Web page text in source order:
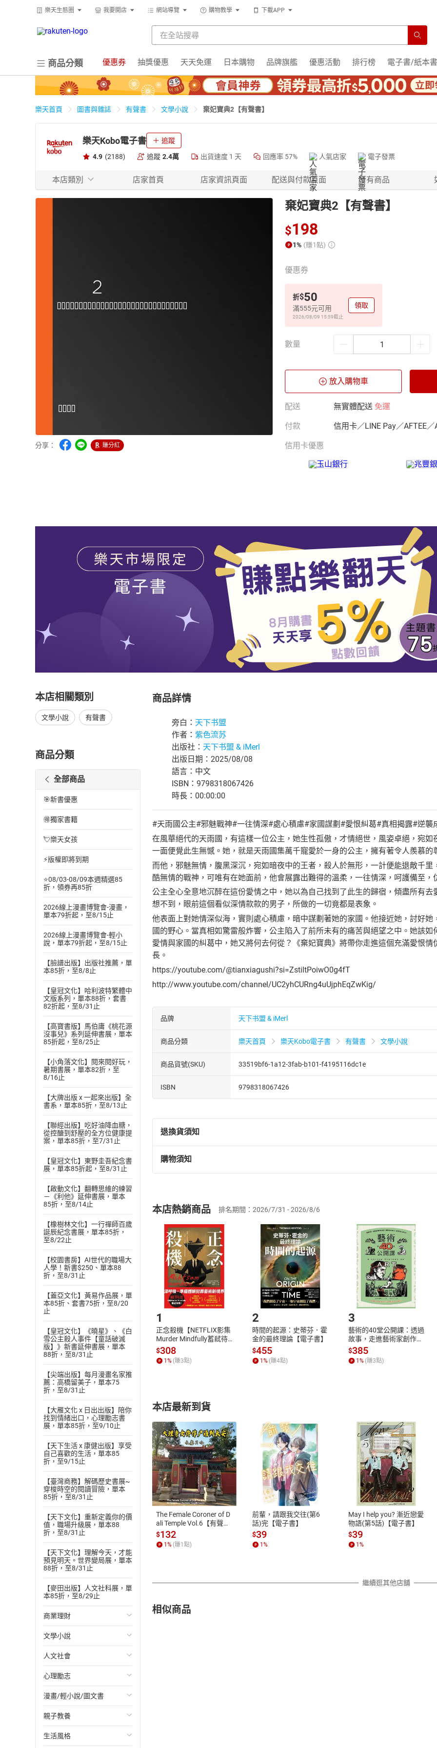
樂天生態圈 我要開店 網站導覽 購物教學 下載APP
商品分類 優惠券 抽獎優惠 天天免運 日本購物 品牌旗艦 優惠活動 排行榜 電子書/紙本書
樂天首頁 圖書與雜誌 有聲書 文學小說 棄妃寶典2【有聲書】
樂天Kobo電子書 追蹤
4.9 (2188) 追蹤 2.4萬 出貨速度 1 天 回應率 57% 人氣店家 電子發票
本店類別 店家首頁 店家資訊頁面 配送與付款頁面 所有商品
分享： 賺分紅
棄妃寶典2【有聲書】
$198
1% (賺1點)
優惠券
折$50
滿555元可用
2026/08/09 15:59截止
領取
數量
放入購物車
配送 無實體配送 免運
付款 信用卡／LINE Pay／AFTEE／
信用卡優惠
本店相關類別
文學小說 有聲書
商品分類
全部商品
🎯新書優惠
🉐獨家書籍
💘樂天女孩
⚡版權即將到期
⭐08/03-08/09本週精選85
折，領券再85折
2026線上漫畫博覽會-漫畫，
單本79折起，至8/15止
2026線上漫畫博覽會-輕小
說，單本79折起，至8/15止
【臉譜出版】出版社推薦，單
本85折，至8/8止
【皇冠文化】哈利波特繁體中
文版系列，單本88折，套書
82折起，至8/31止
【高寶書版】馬伯庸《桃花源
沒事兒》系列延伸書展，單本
85折起，至8/25止
【小角落文化】閱來閱好玩，
暑期書展，單本82折，至
8/16止
【大牌出版 x 一起來出版】全
書系，單本85折，至8/13止
【聯經出版】吃好油降血糖，
從控醣到舒壓的全方位健康提
案，單本85折，至7/31止
【皇冠文化】東野圭吾紀念書
展，單本85折起，至8/31止
【啟動文化】翻轉思維的練習
－《利他》延伸書展，單本
85折，至8/14止
【橡樹林文化】一行禪師百歲
誕辰紀念書展，單本85折，
至8/22止
【校園書房】AI世代的職場大
人學！新書$250、單本88
折，至8/31止
【蓋亞文化】黃易作品展，單
本85折、套書75折，至8/20
止
【皇冠文化】《曉星》、《白
雪公主殺人事件【童話破滅
版】》新書延伸書展，單本
88折，至8/31止
【尖端出版】每月漫畫名家推
薦：高橋留美子，單本75
折，至8/31止
【大雁文化 x 日出出版】陪你
找到情緒出口，心理勵志書
展，單本85折，至9/10止
【天下生活 x 康健出版】享受
自己喜歡的生活，單本85
折，至9/15止
【臺灣商務】解碼歷史書展~
穿梭時空的閱讀冒險，單本
85折，至8/31止
【天下文化】重新定義你的價
值，職場升級展，單本88
折，至8/31止
【天下文化】理解今天，才能
預見明天。世界變局展，單本
88折，至8/31止
【麥田出版】人文社科展，單
本85折，至8/29止
商業理財
投資理財
經濟/趨勢
財務/金融
管理/領導
職場工作術
成功法
文學小說
歐美文學
日本文學
韓國文學
華文文學
經典文學
人文社會
國際關係
政治
社會科學
台灣/中國歷史
心理勵志
心靈成長/情緒
人際關係
兩性關係
漫畫/輕小說/圖文書
輕小說
奇幻/科幻
親子教養
教育現場
生活風格
商品詳情
旁白： 天下书盟
作者： 紫色流苏
出版社： 天下书盟 & iMerl
出版日期：2025/08/08
語言：中文
ISBN：9798318067426
時長：00:00:00
#天雨國公主#邪魅戰神#一往情深#處心積慮#家國謀劃#愛恨糾葛#真相揭露#逆襲
在風華絕代的天雨國，有這樣一位公主，她生性孤傲，才情絕世，風姿卓絕，宛
一面便覺此生無憾。她，就是天雨國集萬千寵愛於一身的公主，擁有著令人羨慕的
而他，邪魅無情，腹黑深沉，宛如暗夜中的王者，殺人於無形，一計便能退敵千
酷無情的戰神，可唯有在她面前，他會展露出難得的溫柔，一往情深，呵護備至，
公主全心全意地沉醉在這份愛情之中，她以為自己找到了此生的歸宿，傾盡所有
想不到，眼前這個看似深情款款的男子，所做的一切竟都是表象。
他表面上對她情深似海，實則處心積慮，暗中謀劃著她的家國。他接近她，討好
國的野心。當真相如驚雷般炸響，公主陷入了前所未有的痛苦與絕望之中。她該
愛情與家國的糾葛中，她又將何去何從？《棄妃寶典》將帶你走進這個充滿愛恨
長。
https://youtube.com/@tianxiagushi?si=ZstiltPoiwO0g4fT
http://www.youtube.com/channel/UC2yhCURng4uUjphEqZwKig/
品牌 天下书盟 & iMerl
商品分類 樂天首頁 樂天Kobo電子書 有聲書 文學小說
商品貨號(SKU) 33519bf6-1a12-3fab-b101-f4195116dc1e
ISBN 9798318067426
退換貨須知
退換貨規定：
(一)依消費者保護法第19條第1項後段暨通訊交易解除權合理例外情事適用
(二)消費者訂購本店鋪之商品即代表知悉本店鋪所銷售之商品為電子書，
且已下載/存取電子書，不得請求退貨退款。
退貨方式：您欲取消訂單或辦理退貨時，請登入樂天市場，並於「我的訂單
貨」，本店鋪將依您的申請進行審核，待審核通過後將為您辦理退款事宜。
請注意，樂天市場須以整筆訂單為單位進行取消/退貨，恕無法以單支商品取
購物須知
挑選商品
Choose
放入購物車
Shopping cart
登入帳號
Login
購書後，如何開始使用？
Step1.選擇閱讀載具 Step2.登入
付款方式
ATM轉帳、信用卡、LINE PAY、AFTEE
退換貨規範
本店是否提供消費者保護法七日猶
之權利，遽消費者保護法及通訊交
除權合理例外情事適用準則，依商
質各有不同規定。詳細退換貨說明
照各商品說明。
本店熱銷商品 排名期間：2026/7/31 - 2026/8/6
1
正念殺機【NETFLIX影集
Murder Mindfully蓄弒待
發】【電子書】
$308
1% (賺3點)
2
時間的起源：史蒂芬．霍
金的最終理論【電子書】
$455
1% (賺4點)
3
藝術的40堂公開課：透過
故事，走進藝術家創作現
場，看藝術如何誕生、如
何形塑人類生活【電子
書】
$385
1% (賺3點)
本店最新到貨
The Female Coroner of D
ali Temple Vol.6【有聲
書】
$132
1 % (賺1 點)
前輩，請跟我交往(第6
話)完【電子書】
$39
1 %
May I help you? 漸近戀愛
物語(第5話)【電子書】
$39
1 %
繼續逛其他店舖
相似商品